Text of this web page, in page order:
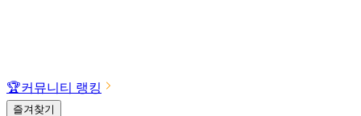
🏆커뮤니티 랭킹
즐겨찾기